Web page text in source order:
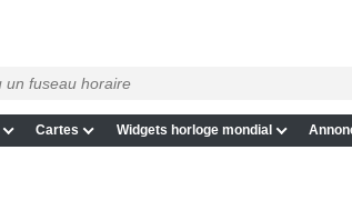
Cartes Widgets horloge mondial